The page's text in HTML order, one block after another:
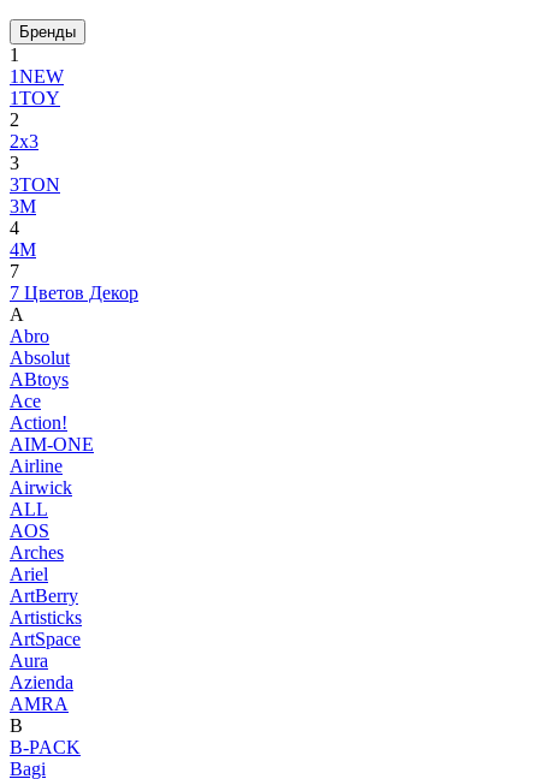
Бренды
1
1NEW
1TOY
2
2x3
3
3TON
3М
4
4M
7
7 Цветов Декор
A
Abro
Absolut
ABtoys
Ace
Action!
AIM-ONE
Airline
Airwick
ALL
AOS
Arches
Ariel
ArtBerry
Artisticks
ArtSpace
Aura
Azienda
AМRA
B
B-PACK
Bagi